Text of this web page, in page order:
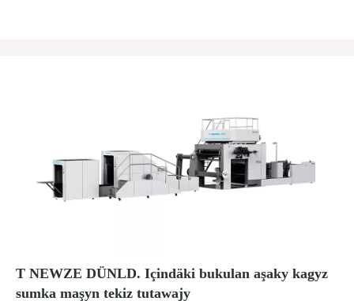
T NEWZE DÜNLD. Içindäki bukulan aşaky kagyz
sumka maşyn tekiz tutawajy